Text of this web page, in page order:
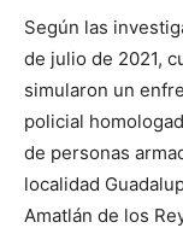
Según las
de julio de 2021,
simularon un
policial
de personas
localidad
Amatlán de los